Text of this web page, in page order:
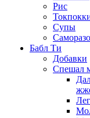
Рис
Супы
Бабл Ти
Добавки
Спешал